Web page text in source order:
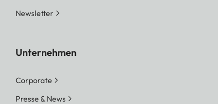
Newsletter
Unternehmen
Corporate
Presse & News